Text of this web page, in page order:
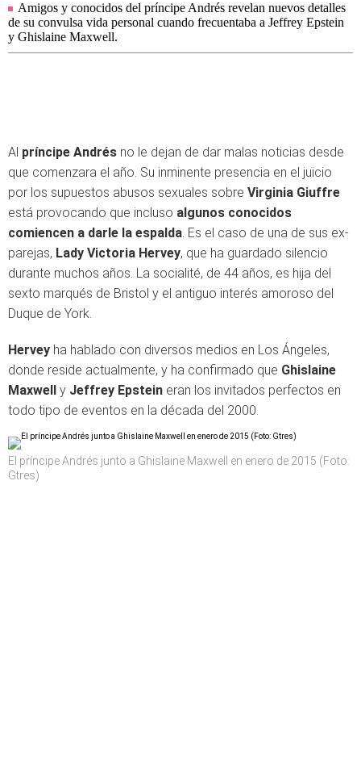
Amigos y conocidos del príncipe Andrés revelan nuevos detalles
de su convulsa vida personal cuando frecuentaba a Jeffrey Epstein
y Ghislaine Maxwell.
Al príncipe Andrés no le dejan de dar malas noticias desde
que comenzara el año. Su inminente presencia en el juicio
por los supuestos abusos sexuales sobre Virginia Giuffre
está provocando que incluso algunos conocidos
comiencen a darle la espalda. Es el caso de una de sus ex-
parejas, Lady Victoria Hervey, que ha guardado silencio
durante muchos años. La socialité, de 44 años, es hija del
sexto marqués de Bristol y el antiguo interés amoroso del
Duque de York.
Hervey ha hablado con diversos medios en Los Ángeles,
donde reside actualmente, y ha confirmado que Ghislaine
Maxwell y Jeffrey Epstein eran los invitados perfectos en
todo tipo de eventos en la década del 2000.
El príncipe Andrés junto a Ghislaine Maxwell en enero de 2015 (Foto:
Gtres)